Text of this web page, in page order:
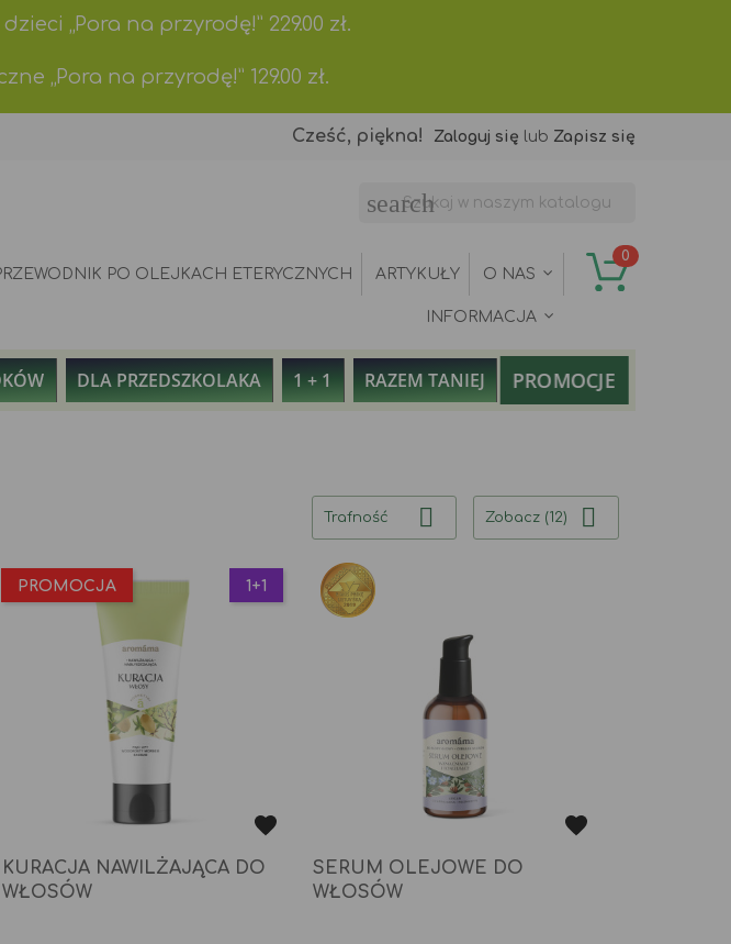
„Pora na przyrodę!” 229.00 zł.
„Pora na przyrodę!” 129.00 zł.
Cześć, piękna! Zaloguj się lub Zapisz się
search
PO OLEJKACH ETERYCZNYCH ARTYKUŁY O NAS
INFORMACJA
0
DLA PRZEDSZKOLAKA 1 + 1 RAZEM TANIEJ PROMOCJE
Trafność  Zobacz (12) 
PROMOCJA 1+1
KURACJA NAWILŻAJĄCA DO
WŁOSÓW
SERUM OLEJOWE DO
WŁOSÓW